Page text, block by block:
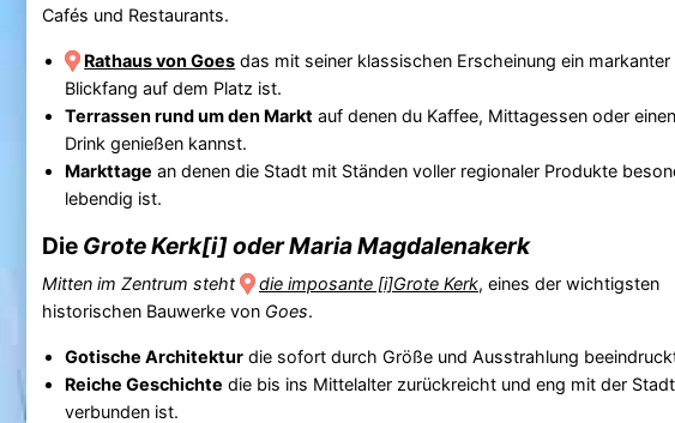
Cafés und Restaurants.
Rathaus von Goes das mit seiner klassischen Erscheinung ein markanter
Blickfang auf dem Platz ist.
Terrassen rund um den Markt auf denen du Kaffee, Mittagessen oder einen
Drink genießen kannst.
Markttage an denen die Stadt mit Ständen voller regionaler Produkte
lebendig ist.
Die Grote Kerk[i] oder Maria Magdalenakerk
Mitten im Zentrum steht die imposante [i]Grote Kerk, eines der wichtigsten
historischen Bauwerke von Goes.
Gotische Architekturdie sofort durch Größe und Ausstrahlung
Reiche Geschichte die bis ins Mittelalter zurückreicht und eng mit der Stadt
verbunden ist.